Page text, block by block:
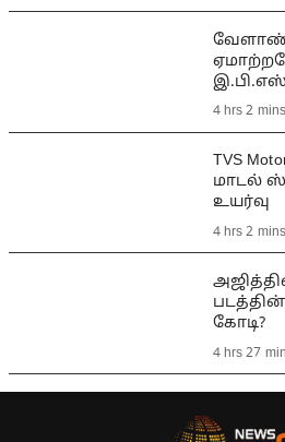
வேளாண்
4 hrs 2
TVS Motor electric மற்றும்
மாடல்
உயர்வு
4 hrs 2
படத்தின்
கோடி?
4 hrs 27